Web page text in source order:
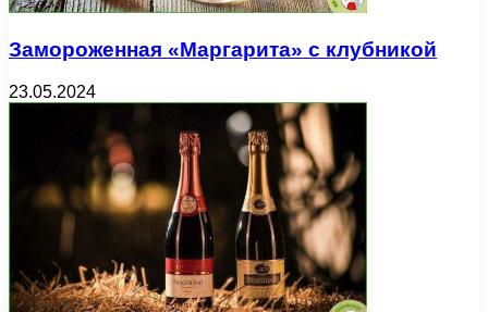
Замороженная «Маргарита» с клубникой
23.05.2024